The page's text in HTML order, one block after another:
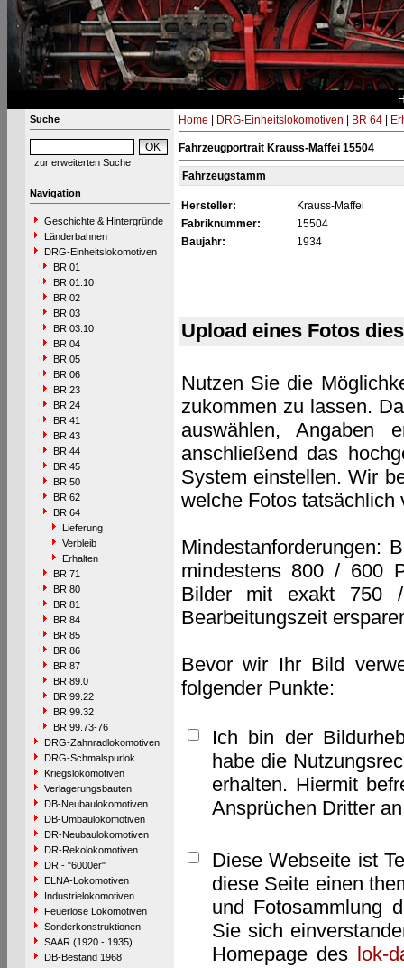
Suche
zur erweiterten Suche
Navigation
Geschichte & Hintergründe
Länderbahnen
DRG-Einheitslokomotiven
BR 01
BR 01.10
BR 02
BR 03
BR 03.10
BR 04
BR 05
BR 06
BR 23
BR 24
BR 41
BR 43
BR 44
BR 45
BR 50
BR 62
BR 64
Lieferung
Verbleib
Erhalten
BR 71
BR 80
BR 81
BR 84
BR 85
BR 86
BR 87
BR 89.0
BR 99.22
BR 99.32
BR 99.73-76
DRG-Zahnradlokomotiven
DRG-Schmalspurlok.
Kriegslokomotiven
Verlagerungsbauten
DB-Neubaulokomotiven
DB-Umbaulokomotiven
DR-Neubaulokomotiven
DR-Rekolokomotiven
DR - "6000er"
ELNA-Lokomotiven
Industrielokomotiven
Feuerlose Lokomotiven
Sonderkonstruktionen
SAAR (1920 - 1935)
DB-Bestand 1968
Home DRG-Einheitslokomotiven BR 64|
Fahrzeugportrait Krauss-Maffei 15504
Fahrzeugstamm
Hersteller:
Krauss-Maffei
Fabriknummer:
15504
Baujahr:
1934
Upload eines Fotos
Nutzen Sie die
zukommen zu lassen.
auswählen, Angaben
anschließend das
System einstellen. Wir
welche Fotos tatsächlich
Mindestanforderungen:
mindestens 800 / 600
Bilder mit exakt 750
Bearbeitungszeit
Bevor wir Ihr Bild
folgender Punkte:
Ich bin der
habe die
erhalten. Hiermit
Ansprüchen Dritter
Diese Webseite ist
diese Seite einen
und Fotosammlung
Sie sich
Homepage des lok-